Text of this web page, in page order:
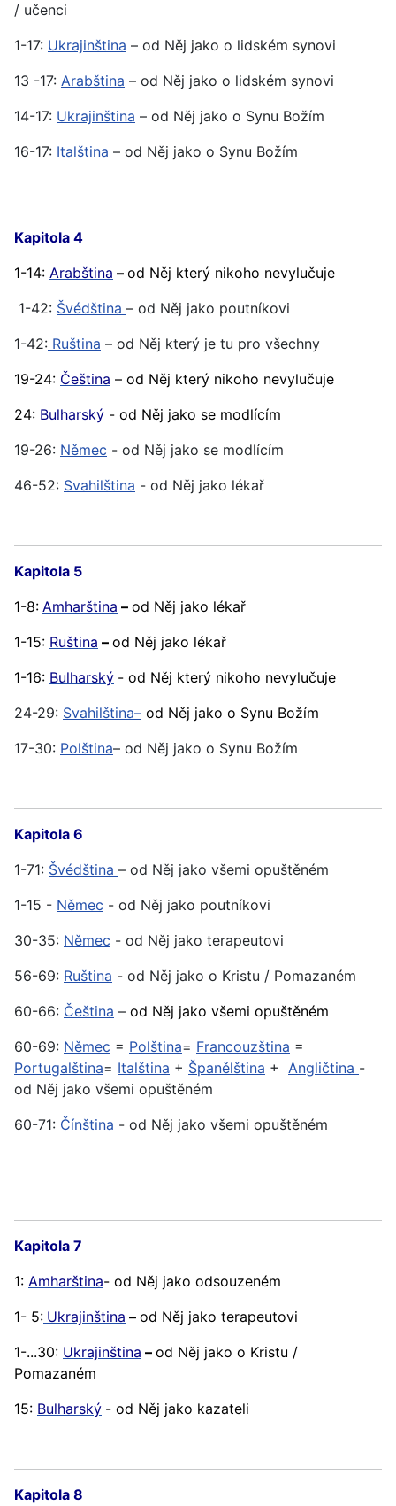
/ učenci
1-17: Ukrajinština – od Něj jako o lidském synovi
13 -17: Arabština – od Něj jako o lidském synovi
14-17: Ukrajinština – od Něj jako o Synu Božím
16-17: Italština – od Něj jako o Synu Božím
Kapitola 4
1-14: Arabština – od Něj který nikoho nevylučuje
1-42: Švédština – od Něj jako poutníkovi
1-42: Ruština – od Něj který je tu pro všechny
19-24: Čeština – od Něj který nikoho nevylučuje
24: Bulharský - od Něj jako se modlícím
19-26: Němec - od Něj jako se modlícím
46-52: Svahilština - od Něj jako lékař
Kapitola 5
1-8: Amharština – od Něj jako lékař
1-15: Ruština – od Něj jako lékař
1-16: Bulharský - od Něj který nikoho nevylučuje
24-29: Svahilština– od Něj jako o Synu Božím
17-30: Polština– od Něj jako o Synu Božím
Kapitola 6
1-71: Švédština – od Něj jako všemi opuštěném
1-15 - Němec - od Něj jako poutníkovi
30-35: Němec - od Něj jako terapeutovi
56-69: Ruština - od Něj jako o Kristu / Pomazaném
60-66: Čeština – od Něj jako všemi opuštěném
60-69: Němec = Polština= Francouzština =
Portugalština= Italština + Španělština + Angličtina -
od Něj jako všemi opuštěném
60-71: Čínština - od Něj jako všemi opuštěném
Kapitola 7
1: Amharština- od Něj jako odsouzeném
1- 5: Ukrajinština – od Něj jako terapeutovi
1-...30: Ukrajinština – od Něj jako o Kristu /
Pomazaném
15: Bulharský - od Něj jako kazateli
Kapitola 8